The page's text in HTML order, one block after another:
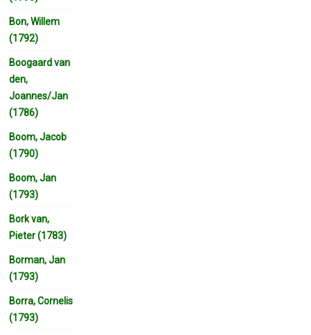
Bon, Willem
(1792)
Boogaard van
den,
Joannes/Jan
(1786)
Boom, Jacob
(1790)
Boom, Jan
(1793)
Bork van,
Pieter (1783)
Borman, Jan
(1793)
Borra, Cornelis
(1793)